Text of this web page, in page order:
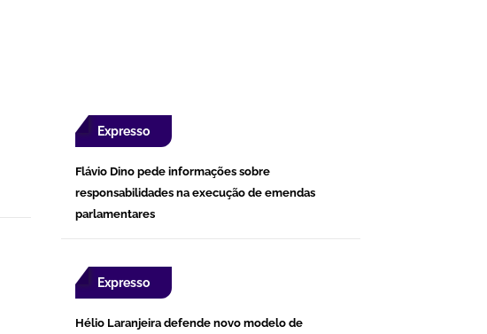
Expresso
Flávio Dino pede informações sobre
responsabilidades na execução de emendas
parlamentares
Expresso
Hélio Laranjeira defende novo modelo de